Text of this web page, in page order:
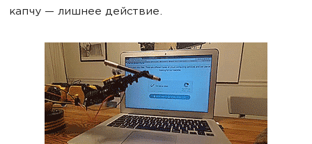
капчу — лишнее действие.